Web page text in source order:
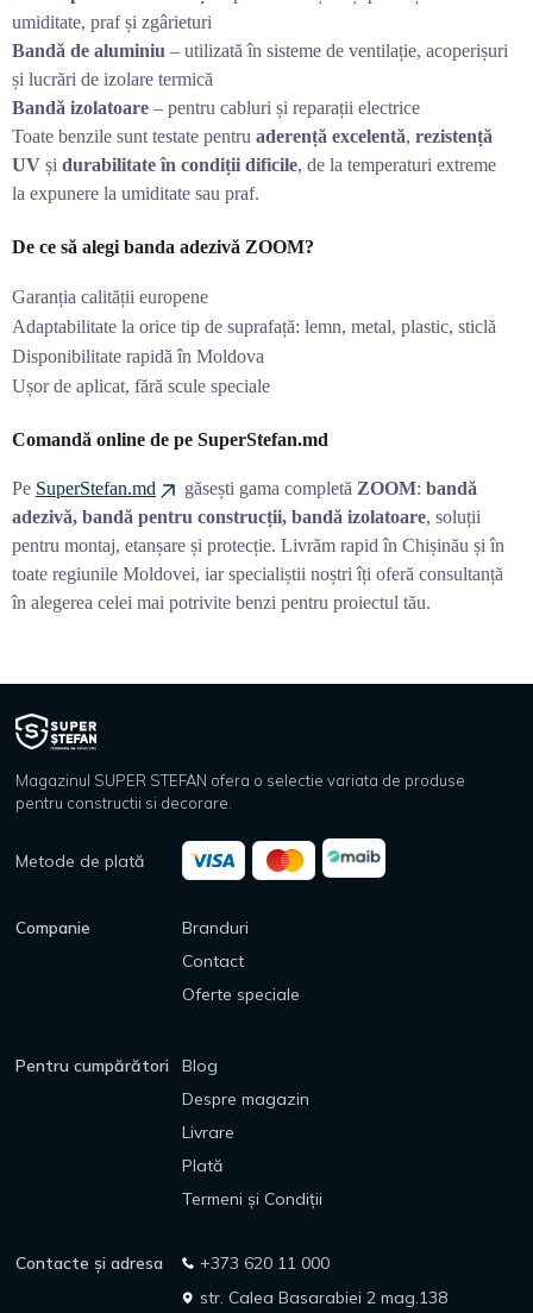
umiditate, praf și zgârieturi
Bandă de aluminiu – utilizată în sisteme de ventilație, acoperișuri
și lucrări de izolare termică
Bandă izolatoare – pentru cabluri și reparații electrice
Toate benzile sunt testate pentru aderență excelentă, rezistență
UV și durabilitate în condiții dificile, de la temperaturi extreme
la expunere la umiditate sau praf.
De ce să alegi banda adezivă ZOOM?
Garanția calității europene
Adaptabilitate la orice tip de suprafață: lemn, metal, plastic, sticlă
Disponibilitate rapidă în Moldova
Ușor de aplicat, fără scule speciale
Comandă online de pe SuperStefan.md
Pe SuperStefan.md găsești gama completă ZOOM: bandă
adezivă, bandă pentru construcții, bandă izolatoare, soluții
pentru montaj, etanșare și protecție. Livrăm rapid în Chișinău și în
toate regiunile Moldovei, iar specialiștii noștri îți oferă consultanță
în alegerea celei mai potrivite benzi pentru proiectul tău.
Magazinul SUPER STEFAN ofera o selectie variata de produse
pentru constructii si decorare.
Metode de plată
Companie
Branduri
Contact
Oferte speciale
Pentru cumpărători
Blog
Despre magazin
Livrare
Plată
Termeni și Condiții
Contacte și adresa
+373 620 11 000
str. Calea Basarabiei 2 mag.138